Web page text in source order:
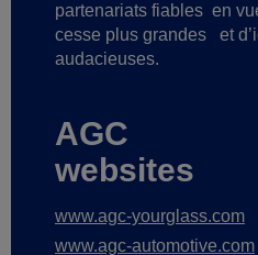
partenariats fiables en
cesse plus grandes
et
audacieuses.
AGC
websites
www.agc-yourglass.com
www.agc-automotive.com